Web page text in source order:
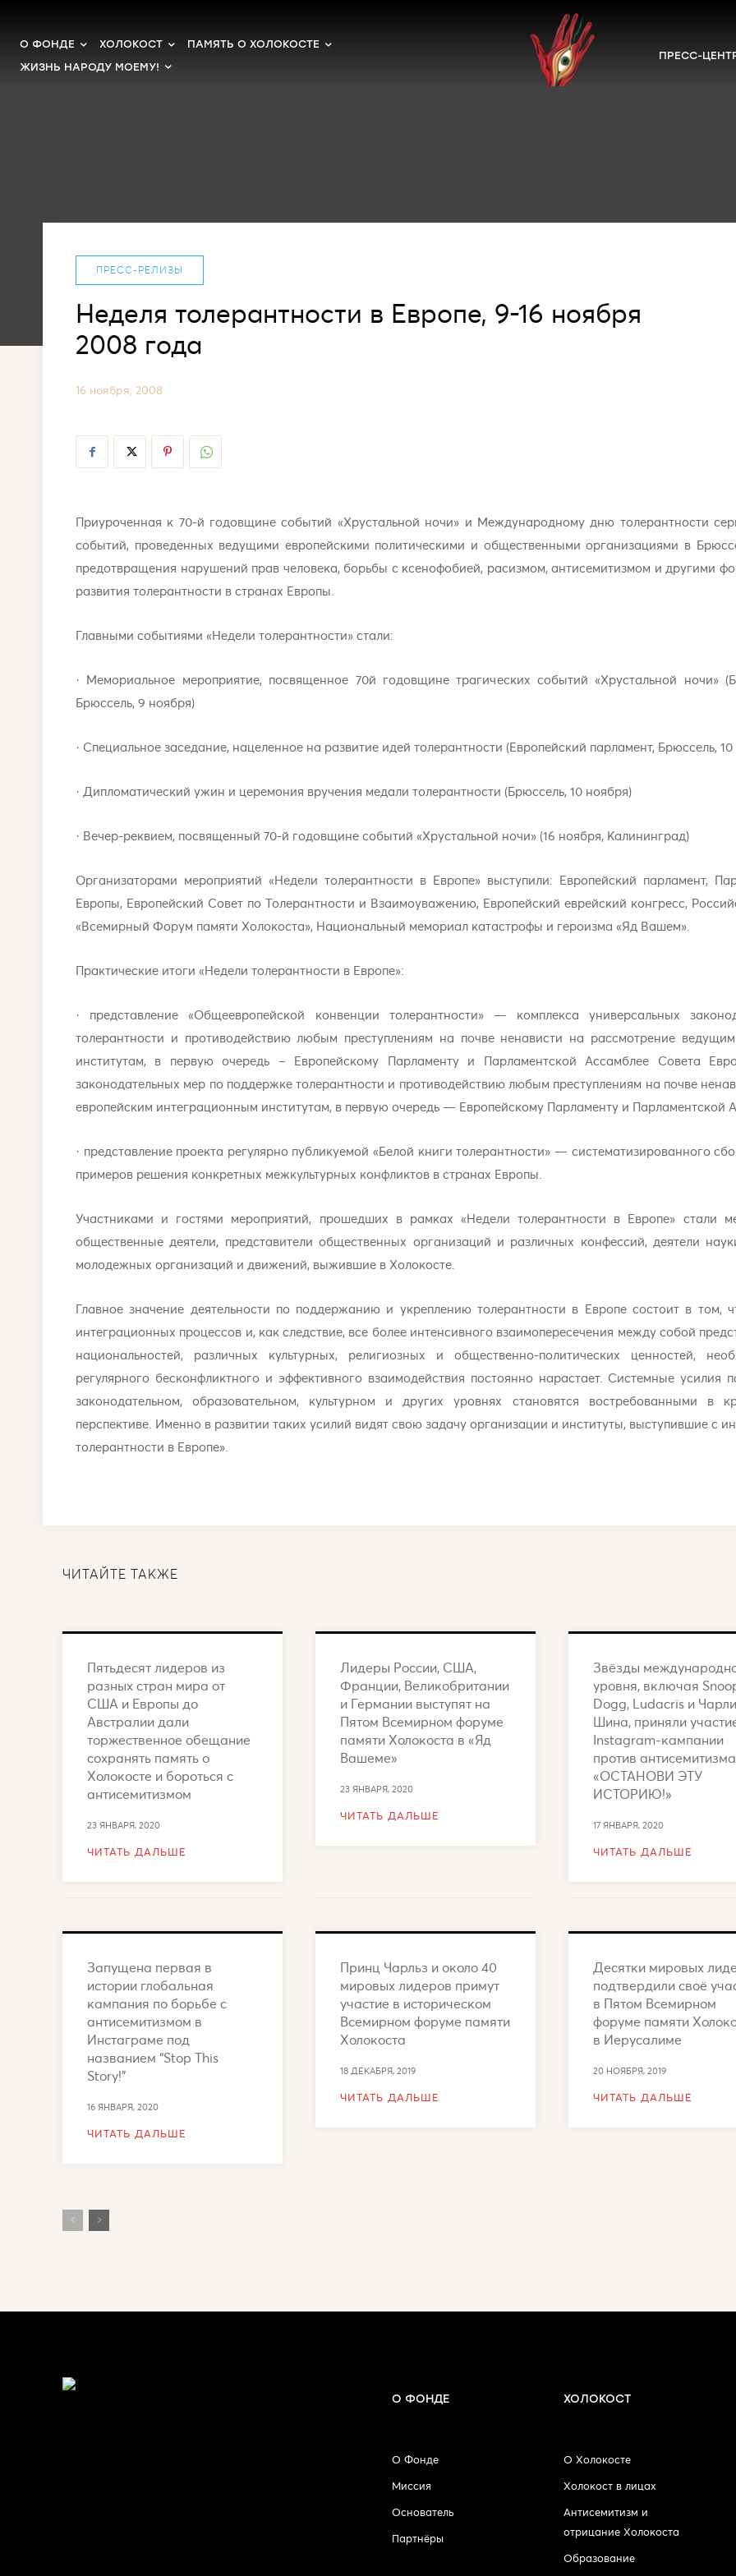
О ФОНДЕ ХОЛОКОСТ
ПАМЯТЬ О ХОЛОКОСТЕ
ЖИЗНЬ НАРОДУ МОЕМУ!
ПРЕСС-
ПРЕСС-РЕЛИЗЫ
Неделя толерантности в Европе, 9-16 ноября
2008 года
16 ноября, 2008
Приуроченная к 70-й годовщине событий «Хрустальной ночи» и Международному дню толерантности
событий, проведенных ведущими европейскими политическими и общественными организациями в
предотвращения нарушений прав человека, борьбы с ксенофобией, расизмом, антисемитизмом и другими
развития толерантности в странах Европы.
Главными событиями «Недели толерантности» стали:
· Мемориальное мероприятие, посвященное 70й годовщине трагических событий «Хрустальной ночи»
Брюссель, 9 ноября)
· Специальное заседание, нацеленное на развитие идей толерантности (Европейский парламент, Брюссель,
· Дипломатический ужин и церемония вручения медали толерантности (Брюссель, 10 ноября)
· Вечер-реквием, посвященный 70-й годовщине событий «Хрустальной ночи» (16 ноября, Калининград)
Организаторами мероприятий «Недели толерантности в Европе» выступили: Европейский парламент,
Европы, Европейский Совет по Толерантности и Взаимоуважению, Европейский еврейский конгресс,
«Всемирный Форум памяти Холокоста», Национальный мемориал катастрофы и героизма «Яд Вашем».
Практические итоги «Недели толерантности в Европе»:
· представление «Общеевропейской конвенции толерантности» — комплекса универсальных
толерантности и противодействию любым преступлениям на почве ненависти на рассмотрение
институтам, в первую очередь – Европейскому Парламенту и Парламентской Ассамблее Совета
законодательных мер по поддержке толерантности и противодействию любым преступлениям на почве
европейским интеграционным институтам, в первую очередь — Европейскому Парламенту и Парламентской
· представление проекта регулярно публикуемой «Белой книги толерантности» — систематизированного
примеров решения конкретных межкультурных конфликтов в странах Европы.
Участниками и гостями мероприятий, прошедших в рамках «Недели толерантности в Европе» стали
общественные деятели, представители общественных организаций и различных конфессий, деятели
молодежных организаций и движений, выжившие в Холокосте.
Главное значение деятельности по поддержанию и укреплению толерантности в Европе состоит в том,
интеграционных процессов и, как следствие, все более интенсивного взаимопересечения между собой
национальностей, различных культурных, религиозных и общественно-политических ценностей,
регулярного бесконфликтного и эффективного взаимодействия постоянно нарастает. Системные
законодательном, образовательном, культурном и других уровнях становятся востребованными в
перспективе. Именно в развитии таких усилий видят свою задачу организации и институты, выступившие с
толерантности в Европе».
ЧИТАЙТЕ ТАКЖЕ
Пятьдесят лидеров из
разных стран мира от
США и Европы до
Австралии дали
торжественное обещание
сохранять память о
Холокосте и бороться с
антисемитизмом
23 ЯНВАРЯ, 2020
ЧИТАТЬ ДАЛЬШЕ
Лидеры России, США,
Франции, Великобритании
и Германии выступят на
Пятом Всемирном форуме
памяти Холокоста в «Яд
Вашеме»
23 ЯНВАРЯ, 2020
ЧИТАТЬ ДАЛЬШЕ
Звёзды
уровня, включая
Dogg, Ludacris и Чарли
Шина, приняли
Instagram-кампании
против антисемитизма
«ОСТАНОВИ ЭТУ
ИСТОРИЮ!»
17 ЯНВАРЯ, 2020
ЧИТАТЬ ДАЛЬШЕ
Запущена первая в
истории глобальная
кампания по борьбе с
антисемитизмом в
Инстаграме под
названием “Stop This
Story!”
16 ЯНВАРЯ, 2020
ЧИТАТЬ ДАЛЬШЕ
Принц Чарльз и около 40
мировых лидеров примут
участие в историческом
Всемирном форуме памяти
Холокоста
18 ДЕКАБРЯ, 2019
ЧИТАТЬ ДАЛЬШЕ
Десятки мировых
подтвердили своё
в Пятом Всемирном
форуме памяти
в Иерусалиме
20 НОЯБРЯ, 2019
ЧИТАТЬ ДАЛЬШЕ
О ФОНДЕ
О Фонде
Миссия
Основатель
Партнёры
ХОЛОКОСТ
О Холокосте
Холокост в лицах
Антисемитизм и
отрицание Холокоста
Образование